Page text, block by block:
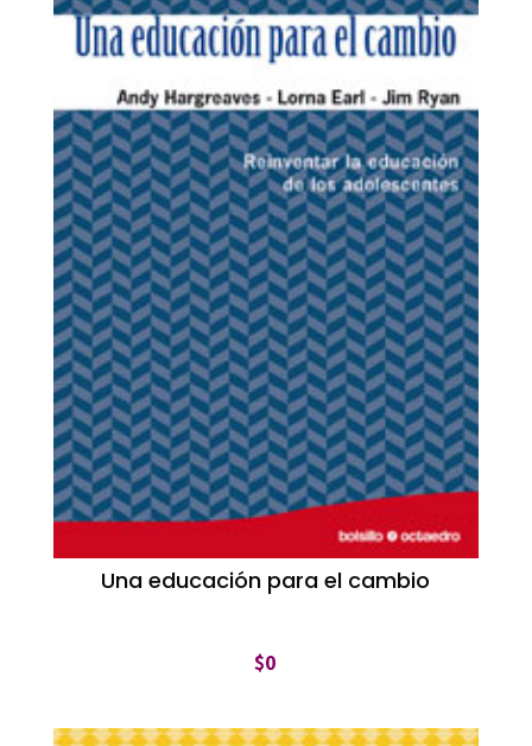
Una educación para el cambio
$0